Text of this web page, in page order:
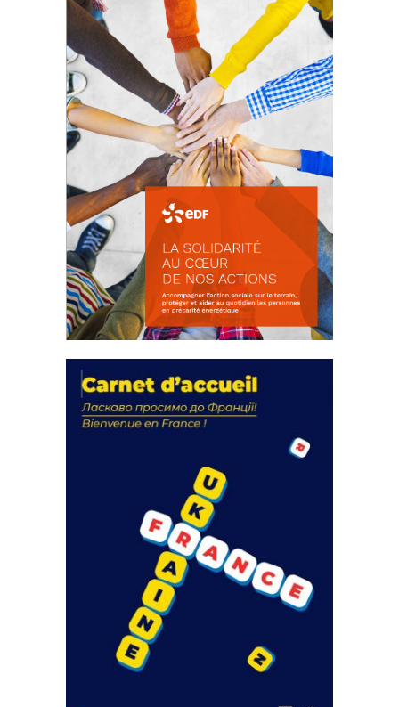
18 septembre 2023
FEUILLETER
actions
18 septembre 2023
FEUILLETER